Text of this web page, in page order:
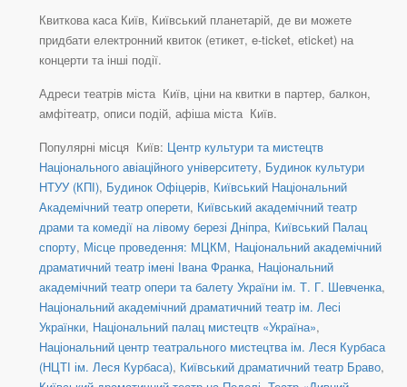
Квиткова каса Київ, Київський планетарій, де ви можете
придбати електронний квиток (етикет, e-ticket, eticket) на
концерти та інші події.
Адреси театрів міста Київ, ціни на квитки в партер, балкон,
амфітеатр, описи подій, афіша міста Київ.
Популярні місця Київ: Центр культури та мистецтв
Національного авіаційного університету, Будинок культури
НТУУ (КПІ), Будинок Офіцерів, Київський Національний
Академічний театр оперети, Київський академічний театр
драми та комедії на лівому березі Дніпра, Київський Палац
спорту, Місце проведення: МЦКМ, Національний академічний
драматичний театр імені Івана Франка, Національний
академічний театр опери та балету України ім. Т. Г. Шевченка,
Національний академічний драматичний театр ім. Лесі
Українки, Національний палац мистецтв «Україна»,
Національний центр театрального мистецтва ім. Леся Курбаса
(НЦТІ ім. Леся Курбаса), Київський драматичний театр Браво,